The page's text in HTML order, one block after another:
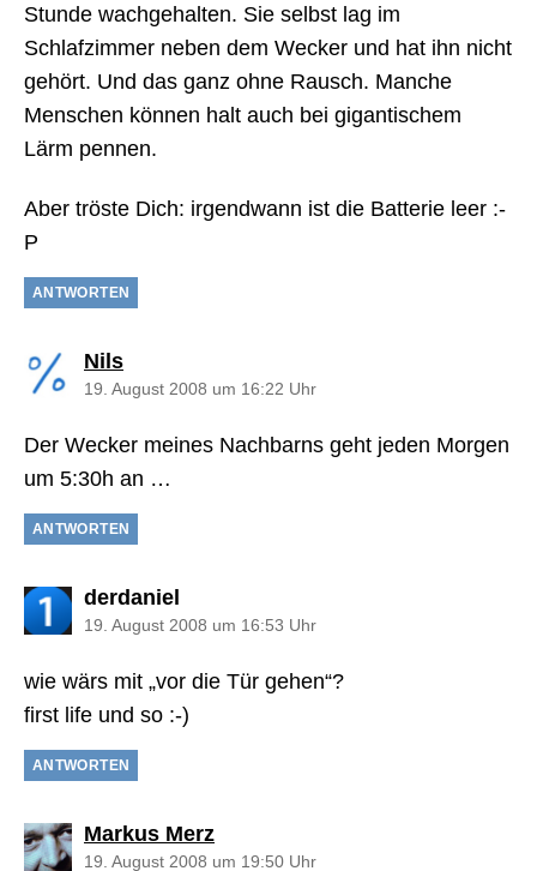
Stunde wachgehalten. Sie selbst lag im
Schlafzimmer neben dem Wecker und hat ihn nicht
gehört. Und das ganz ohne Rausch. Manche
Menschen können halt auch bei gigantischem
Lärm pennen.
Aber tröste Dich: irgendwann ist die Batterie leer :-
P
ANTWORTEN
Nilssagt:
19. August 2008 um 16:22 Uhr
Der Wecker meines Nachbarns geht jeden Morgen
um 5:30h an …
ANTWORTEN
derdaniel
19. August 2008 um 16:53 Uhr
wie wärs mit „vor die Tür gehen“?
first life und so :-)
ANTWORTEN
Markus Merzsagt:
19. August 2008 um 19:50 Uhr